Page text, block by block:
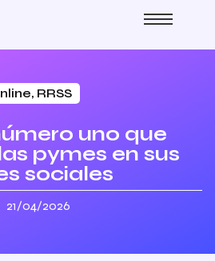
, RRSS
uno que
pymes en sus
sociales
21/04/2026